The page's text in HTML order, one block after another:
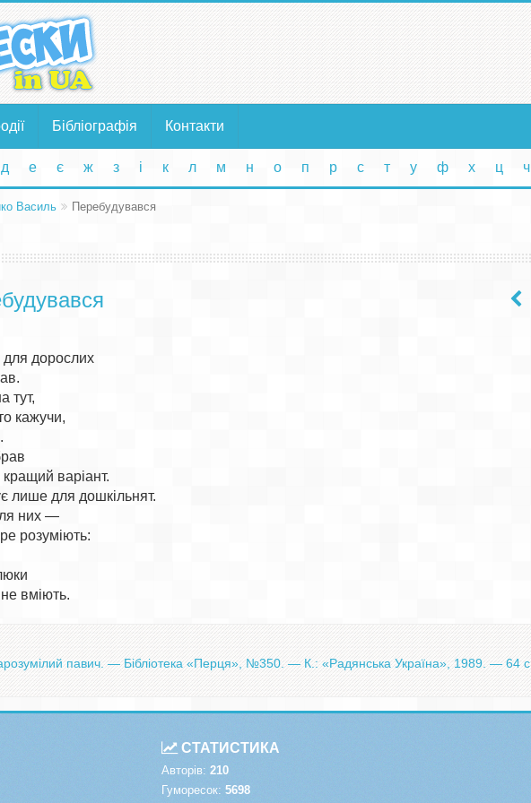
Бібліографія Контакти
д е є ж з і к л м н о п р с т у ф х ц ч
Василь Перебудувався
для дорослих
тут,
кажучи,
варіант.
лише для дошкільнят.
них —
розуміють:
павич. — Бібліотека «Перця», №350. — К.: «Радянська Україна», 1989. — 64 с.
СТАТИСТИКА
Авторів: 210
Гуморесок: 5698